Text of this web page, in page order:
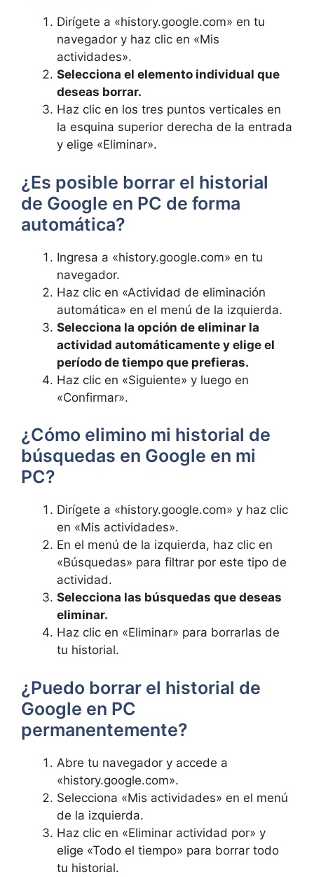
Dirígete a «history.google.com» en tu
navegador y haz clic en «Mis
actividades».
Selecciona el elemento individual que
deseas borrar.
Haz clic en los tres puntos verticales en
la esquina superior derecha de la entrada
y elige «Eliminar».
¿Es posible borrar el historial
de Google en PC de forma
automática?
Ingresa a «history.google.com» en tu
navegador.
Haz clic en «Actividad de eliminación
automática» en el menú de la izquierda.
Selecciona la opción de eliminar la
actividad automáticamente y elige el
período de tiempo que prefieras.
Haz clic en «Siguiente» y luego en
«Confirmar».
¿Cómo elimino mi historial de
búsquedas en Google en mi
PC?
Dirígete a «history.google.com» y haz clic
en «Mis actividades».
En el menú de la izquierda, haz clic en
«Búsquedas» para filtrar por este tipo de
actividad.
Selecciona las búsquedas que deseas
eliminar.
Haz clic en «Eliminar» para borrarlas de
tu historial.
¿Puedo borrar el historial de
Google en PC
permanentemente?
Abre tu navegador y accede a
«history.google.com».
Selecciona «Mis actividades» en el menú
de la izquierda.
Haz clic en «Eliminar actividad por» y
elige «Todo el tiempo» para borrar todo
tu historial.